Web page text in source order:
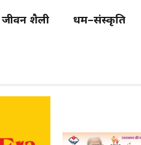
जीवन शैली धर्म–संस्कृति